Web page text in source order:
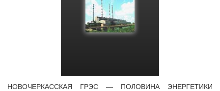
НОВОЧЕРКАССКАЯ ГРЭС — ПОЛОВИНА ЭНЕРГЕТИКИ